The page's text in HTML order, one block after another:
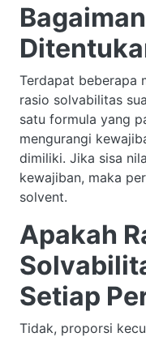
Terdapat beberapa
rasio solvabilitas
satu formula yang
mengurangi
dimiliki. Jika sisa
kewajiban, maka
solvent.
Apakah
Setiap
Tidak, proporsi